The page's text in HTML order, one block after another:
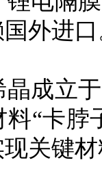
外进
成立
“卡
关键